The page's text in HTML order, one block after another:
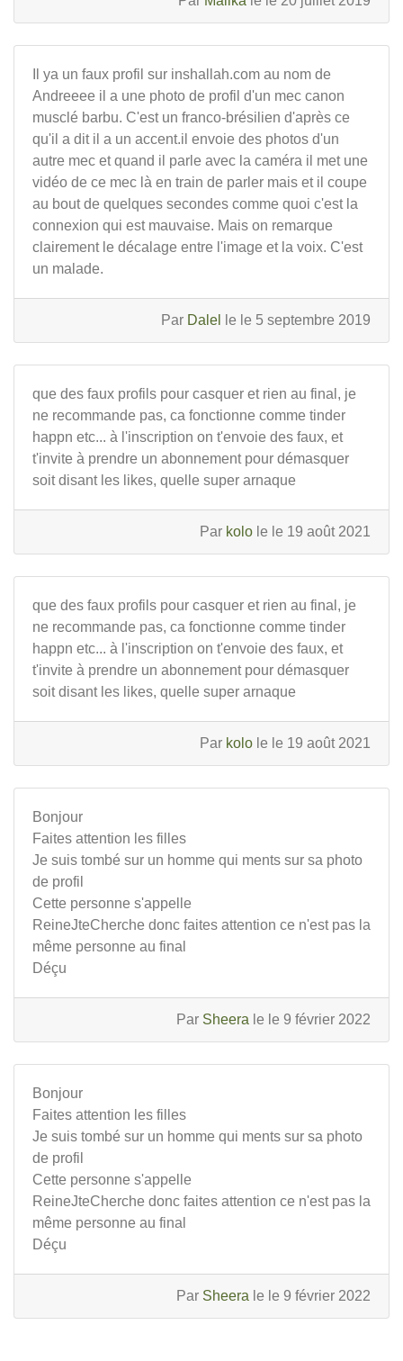
Il ya un faux profil sur inshallah.com au nom de
Andreeee il a une photo de profil d'un mec canon
musclé barbu. C'est un franco-brésilien d'après ce
qu'il a dit il a un accent.il envoie des photos d'un
autre mec et quand il parle avec la caméra il met une
vidéo de ce mec là en train de parler mais et il coupe
au bout de quelques secondes comme quoi c'est la
connexion qui est mauvaise. Mais on remarque
clairement le décalage entre l'image et la voix. C'est
un malade.
Par Dalel le le 5 septembre 2019
que des faux profils pour casquer et rien au final, je
ne recommande pas, ca fonctionne comme tinder
happn etc... à l'inscription on t'envoie des faux, et
t'invite à prendre un abonnement pour démasquer
soit disant les likes, quelle super arnaque
Par kolo le le 19 août 2021
que des faux profils pour casquer et rien au final, je
ne recommande pas, ca fonctionne comme tinder
happn etc... à l'inscription on t'envoie des faux, et
t'invite à prendre un abonnement pour démasquer
soit disant les likes, quelle super arnaque
Par kolo le le 19 août 2021
Bonjour
Faites attention les filles
Je suis tombé sur un homme qui ments sur sa photo
de profil
Cette personne s'appelle
ReineJteCherche donc faites attention ce n'est pas la
même personne au final
Déçu
Par Sheera le le 9 février 2022
Bonjour
Faites attention les filles
Je suis tombé sur un homme qui ments sur sa photo
de profil
Cette personne s'appelle
ReineJteCherche donc faites attention ce n'est pas la
même personne au final
Déçu
Par Sheera le le 9 février 2022